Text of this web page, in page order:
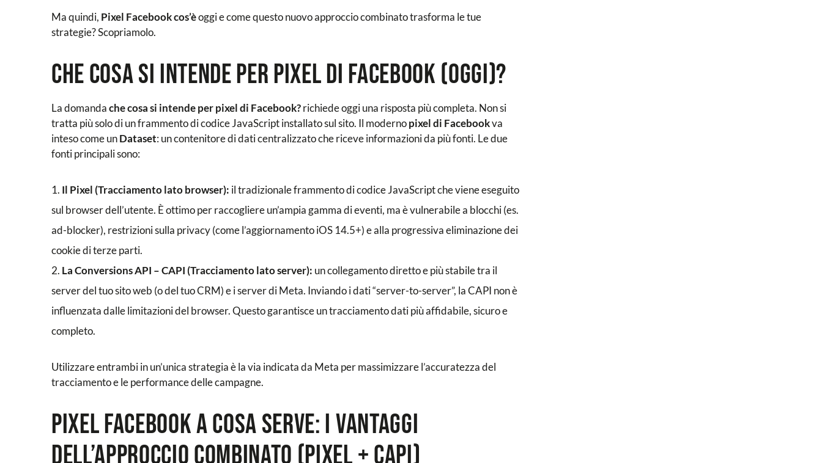
Ma quindi, Pixel Facebook cos’èoggi e come questo nuovo approccio combinato trasforma le tue
strategie? Scopriamolo.
Che cosa si intende per pixel di Facebook (oggi)?
La domandache cosa si intende per pixel di Facebook?richiede oggi una risposta più completa. Non si
tratta più solo di un frammento di codice JavaScript installato sul sito. Il modernopixel di Facebookva
inteso come unDataset: un contenitore di dati centralizzato che riceve informazioni da più fonti. Le due
fonti principali sono:
Il Pixel (Tracciamento lato browser): il tradizionale frammento di codice JavaScript che viene eseguito
sul browser dell’utente. È ottimo per raccogliere un’ampia gamma di eventi, ma è vulnerabile a blocchi (es.
ad-blocker), restrizioni sulla privacy (come l’aggiornamento iOS 14.5+) e alla progressiva eliminazione dei
cookie di terze parti.
La Conversions API – CAPI (Tracciamento lato server): un collegamento diretto e più stabile tra il
server del tuo sito web (o del tuo CRM) e i server di Meta. Inviando i dati “server-to-server”, la CAPI non è
influenzata dalle limitazioni del browser. Questo garantisce un tracciamento dati più affidabile, sicuro e
completo.
Utilizzare entrambi in un’unica strategia è la via indicata da Meta per massimizzare l’accuratezza del
tracciamento e le performance delle campagne.
Pixel Facebook a cosa serve: i vantaggi
dell’approccio combinato (Pixel + CAPI)